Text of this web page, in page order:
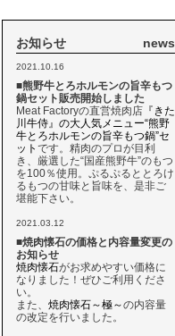
お知らせ news
2021.10.16
■熊野牛とろホルモンの旨辛もつ
鍋セット販売開始しました
Meat Factoryの直営焼肉店 『きた
川牛侍』の大人気メニュー“熊野
牛とろホルモンの旨辛もつ鍋”セ
ット です。精肉のプロが目利
き、厳選した“国産熊野牛”のもつ
を100％使用。ぷるぷるととろけ
るもつの甘味と旨味を、是非ご
堪能下さい。
2021.03.12
■焼肉懐石の価格と内容量変更の
お知らせ
焼肉懐石がお求めやすい価格に
なりました！ぜひご利用くださ
い。
また、 焼肉懐石～極～の内容量
の改定を行いました。